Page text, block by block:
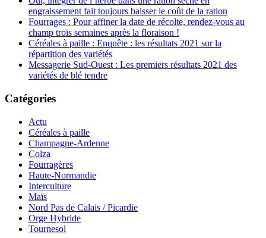
engraissement fait toujours baisser le coût de la ration
Fourrages : Pour affiner la date de récolte, rendez-vous au
champ trois semaines après la floraison !
Céréales à paille : Enquête : les résultats 2021 sur la
répartition des variétés
Messagerie Sud-Ouest : Les premiers résultats 2021 des
variétés de blé tendre
Catégories
Actu
Céréales à paille
Champagne-Ardenne
Colza
Fourragères
Haute-Normandie
Interculture
Maïs
Nord Pas de Calais / Picardie
Orge Hybride
Tournesol